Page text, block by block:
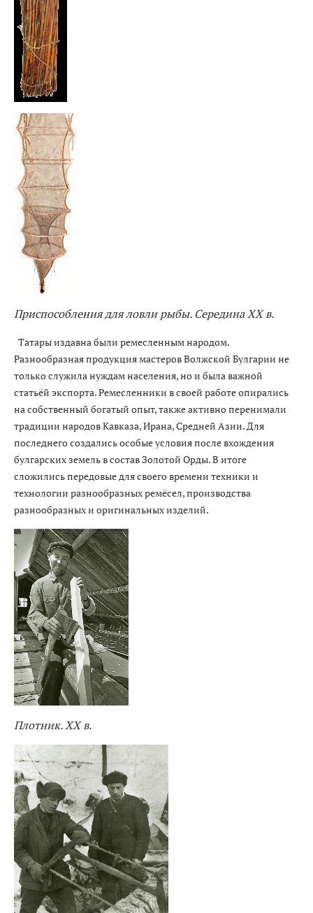
Приспособления для ловли рыбы. Середина XX в.
Татары издавна были ремесленным народом.
Разнообразная продукция мастеров Волжской Булгарии не
только служила нуждам населения, но и была важной
статьёй экспорта. Ремесленники в своей работе опирались
на собственный богатый опыт, также активно перенимали
традиции народов Кавказа, Ирана, Средней Азии. Для
последнего создались особые условия после вхождения
булгарских земель в состав Золотой Орды. В итоге
сложились передовые для своего времени техники и
технологии разнообразных ремёсел, производства
разнообразных и оригинальных изделий.
Плотник. ХХ в.